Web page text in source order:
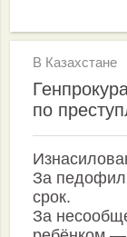
В Казахстане
по
За
срок.
За